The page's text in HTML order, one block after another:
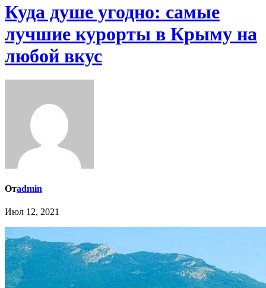
Куда душе угодно: самые
лучшие курорты в Крыму на
любой вкус
Отadmin
Июл 12, 2021